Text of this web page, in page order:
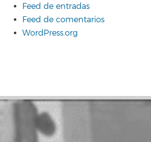
Feed de entradas
Feed de comentarios
WordPress.org